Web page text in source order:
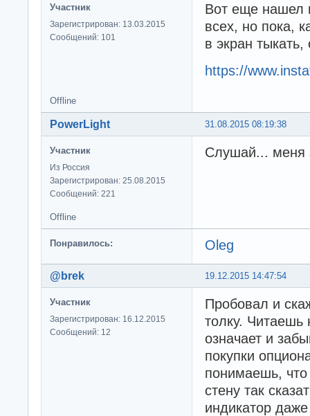
Участник
Зарегистрирован: 13.03.2015
Сообщений: 101
Вот еще нашел
всех, но пока,
в экран
https://
Offline
31.08.2015 08:19:38
PowerLight
Участник
Из Россия
Зарегистрирован: 25.08.2015
Сообщений: 221
Слушай... меня
Offline
Понравилось: Oleg
19.12.2015 14:47:54
@brek
Участник
Зарегистрирован: 16.12.2015
Сообщений: 12
Пробовал и
толку. Читаешь
означает и
покупки
понимаешь, что
стену так
индикатор